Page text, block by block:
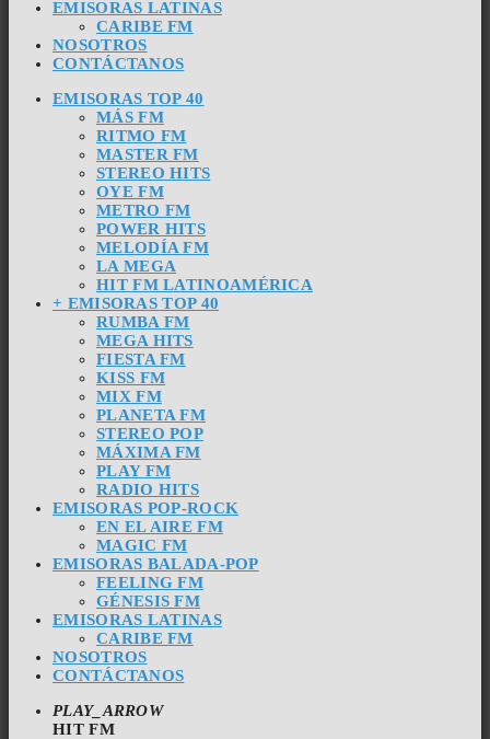
EMISORAS LATINAS
CARIBE FM
NOSOTROS
CONTÁCTANOS
EMISORAS TOP 40
MÁS FM
RITMO FM
MASTER FM
STEREO HITS
OYE FM
METRO FM
POWER HITS
MELODÍA FM
LA MEGA
HIT FM LATINOAMÉRICA
+ EMISORAS TOP 40
RUMBA FM
MEGA HITS
FIESTA FM
KISS FM
MIX FM
PLANETA FM
STEREO POP
MÁXIMA FM
PLAY FM
RADIO HITS
EMISORAS POP-ROCK
EN EL AIRE FM
MAGIC FM
EMISORAS BALADA-POP
FEELING FM
GÉNESIS FM
EMISORAS LATINAS
CARIBE FM
NOSOTROS
CONTÁCTANOS
PLAY_ARROW
HIT FM